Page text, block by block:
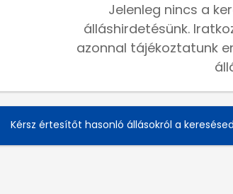
Jelenleg nincs a
álláshirdetésünk.
azonnal tájékoztatunk
Kérsz értesítőt hasonló állásokról a